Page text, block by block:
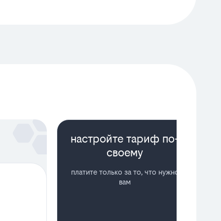
настройте тариф по-
своему
платите только за то, что нужно
вам